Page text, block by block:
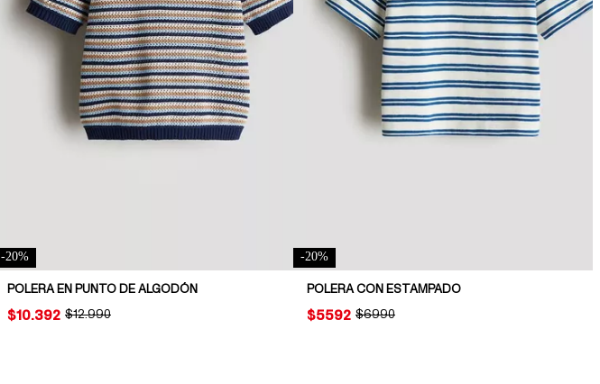
-20%
POLERA EN PUNTO DE ALGODÓN
ORIGINAL PRICE:
$12.990
PRICE:
$10.392
-20%
POLERA CON ESTAMPADO
ORIGINAL PRICE:
$6990
PRICE:
$5592